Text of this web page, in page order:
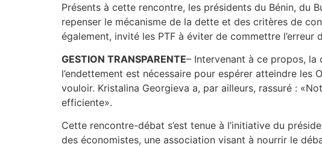
Présents à cette rencontre, les présidents du Bénin, du
repenser le mécanisme de la dette et des critères de
également, invité les PTF à éviter de commettre l’erreur
GESTION TRANSPARENTE– Intervenant à ce propos, la
l’endettement est nécessaire pour espérer atteindre
vouloir. Kristalina Georgieva a, par ailleurs, rassuré :
efficiente».
Cette rencontre-débat s’est tenue à l’initiative du
des économistes, une association visant à nourrir le